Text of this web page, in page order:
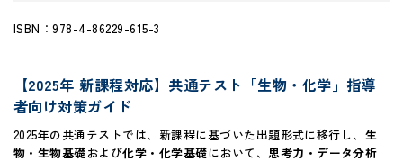
ISBN：978-4-86229-615-3
【2025年 新課程対応】共通テスト「生物・化学」指導
者向け対策ガイド
2025年の共通テストでは、新課程に基づいた出題形式に移行し、 生
物・生物基礎および化学・化学基礎において、思考力・データ分析